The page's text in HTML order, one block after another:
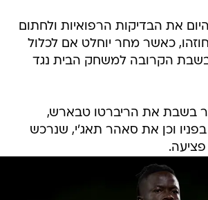
את הבדיקות הרפואיות ולחתום
כאשר מחר יוחלט אם לכלול
הקרובה למשחק הבית נגד
בשבת את הריברטו טבארש,
וכן את סאהר תאג'י, שנרכש